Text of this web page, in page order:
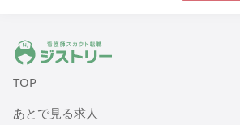
医療施設型ホスピス 医心館菊名
神奈川県横浜市港北区菊名六丁目20-42
東京都八王子市明神町三丁目3-20
ジストリー 看護師の転職マッチング
TOP
あとで見る求人